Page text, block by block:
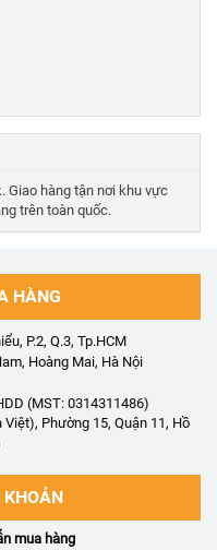
Giao hàng tận nơi khu vực
trên toàn quốc.
HÀNG
P.2, Q.3, Tp.HCM
Hoàng Mai, Hà Nội
(MST: 0314311486)
Phường 15, Quận 11, Hồ
mua hàng